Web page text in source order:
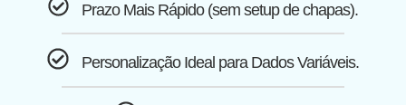
Prazo Mais Rápido (sem setup de chapas).
Personalização Ideal para Dados Variáveis.